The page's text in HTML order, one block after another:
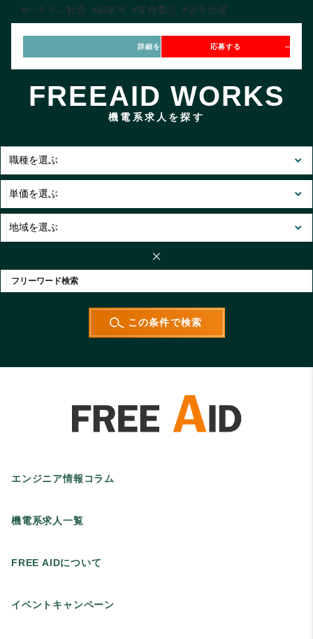
#ベテラン歓迎 #副業可 #業務委託 #若手活躍
詳細を見る 応募する
FREEAID WORKS
機電系求人を探す
エンジニア情報コラム
機電系求人一覧
FREE AIDについて
イベントキャンペーン